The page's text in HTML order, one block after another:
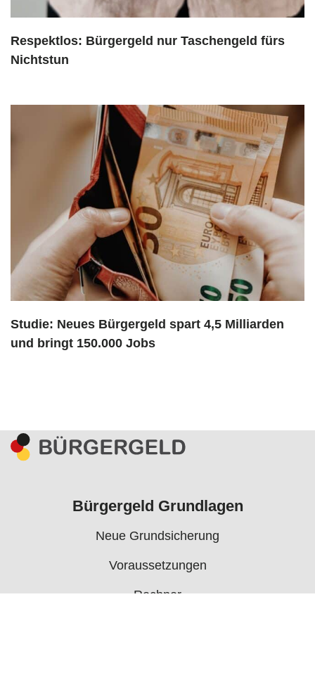
Respektlos: Bürgergeld nur Taschengeld fürs
Nichtstun
Studie: Neues Bürgergeld spart 4,5 Milliarden
und bringt 150.000 Jobs
Bürgergeld Grundlagen
Neue Grundsicherung
Voraussetzungen
Rechner